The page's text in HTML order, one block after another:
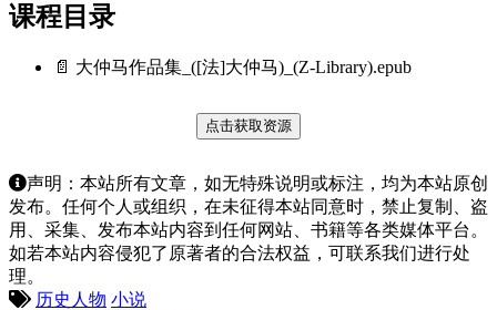
课程目录
📄 大仲马作品集_([法]大仲马)_(Z-Library).epub
点击获取资源
声明：本站所有文章，如无特殊说明或标注，均为本站原创
发布。任何个人或组织，在未征得本站同意时，禁止复制、盗
用、采集、发布本站内容到任何网站、书籍等各类媒体平台。
如若本站内容侵犯了原著者的合法权益，可联系我们进行处
理。
历史人物 小说